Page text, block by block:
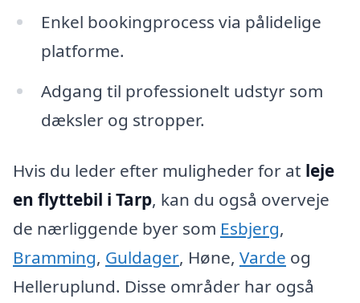
Enkel bookingprocess via pålidelige
platforme.
Adgang til professionelt udstyr som
dæksler og stropper.
Hvis du leder efter muligheder for at leje
en flyttebil i Tarp, kan du også overveje
de nærliggende byer som Esbjerg,
Bramming, Guldager, Høne, Varde og
Helleruplund. Disse områder har også